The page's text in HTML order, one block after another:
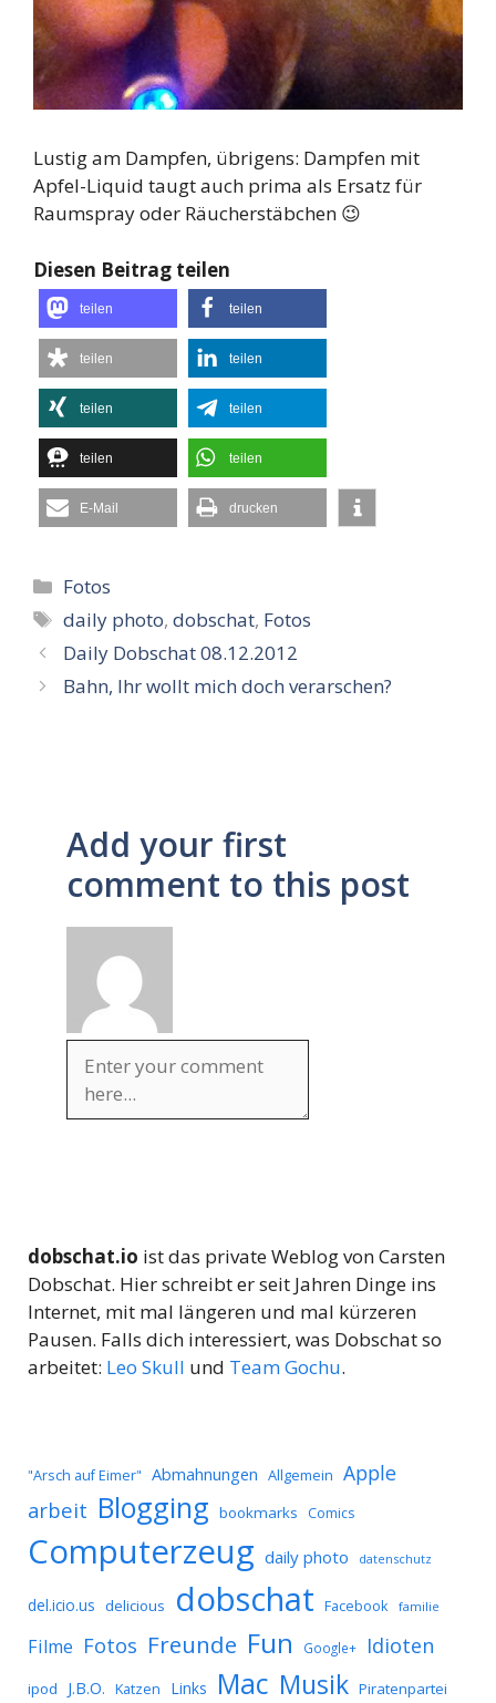
Lustig am Dampfen, übrigens: Dampfen mit
Apfel-Liquid taugt auch prima als Ersatz für
Raumspray oder Räucherstäbchen 😉
Diesen Beitrag teilen
teilen teilen
teilen teilen
teilen teilen
teilen teilen
E-Mail drucken
Kategorien
Fotos
Schlagwörter
daily photo,dobschat, Fotos
Daily Dobschat 08.12.2012
Bahn, Ihr wollt mich doch verarschen?
Add your first
comment to this post
dobschat.io ist das private Weblog von Carsten
Dobschat. Hier schreibt er seit Jahren Dinge ins
Internet, mit mal längeren und mal kürzeren
Pausen. Falls dich interessiert, was Dobschat so
arbeitet: Leo Skull und Team Gochu.
"Arsch auf Eimer" Abmahnungen Allgemein Apple
arbeit Blogging bookmarks Comics
Computerzeug daily photo datenschutz
del.icio.us delicious dobschat Facebook familie
Filme Fotos Freunde Fun Google+ Idioten
ipod J.B.O. Katzen Links Mac Musik Piratenpartei